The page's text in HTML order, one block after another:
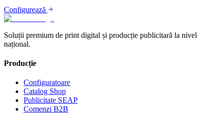
Configurează
Soluții premium de print digital și producție publicitară la nivel
național.
Producție
Configuratoare
Catalog Shop
Publicitate SEAP
Comenzi B2B